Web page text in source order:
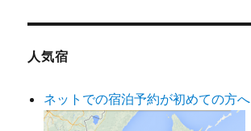
人気宿
ネットでの宿泊予約が初めての方へ